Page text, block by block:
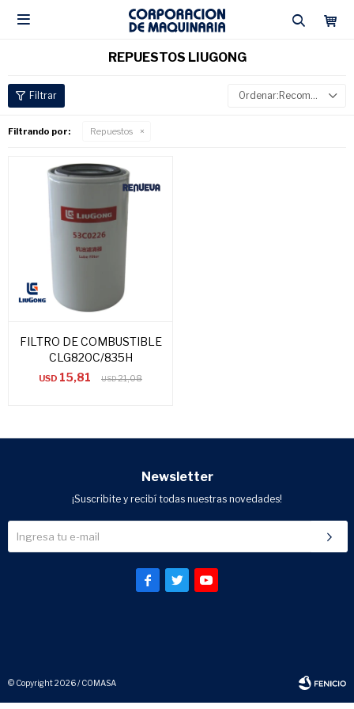

REPUESTOS LIUGONG
Recomendados
Filtrando por: Repuestos
FILTRO DE COMBUSTIBLE
CLG820C/835H
USD 15,81 USD21,08
Newsletter
¡Suscribite y recibí todas nuestras novedades!
  
© Copyright 2026 / COMASA